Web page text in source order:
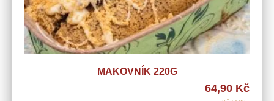
MAKOVNÍK 220G
64,90 Kč